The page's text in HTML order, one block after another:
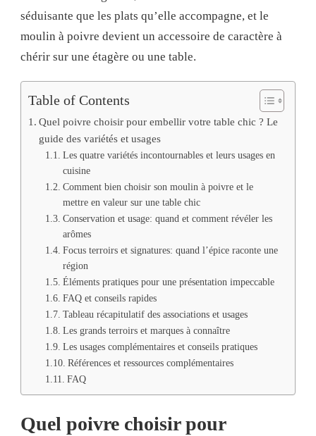
séduisante que les plats qu’elle accompagne, et le
moulin à poivre devient un accessoire de caractère à
chérir sur une étagère ou une table.
Table of Contents
Quel poivre choisir pour embellir votre table chic ? Le
guide des variétés et usages
Les quatre variétés incontournables et leurs usages en
cuisine
Comment bien choisir son moulin à poivre et le
mettre en valeur sur une table chic
Conservation et usage: quand et comment révéler les
arômes
Focus terroirs et signatures: quand l’épice raconte une
région
Éléments pratiques pour une présentation impeccable
FAQ et conseils rapides
Tableau récapitulatif des associations et usages
Les grands terroirs et marques à connaître
Les usages complémentaires et conseils pratiques
Références et ressources complémentaires
FAQ
Quel poivre choisir pour